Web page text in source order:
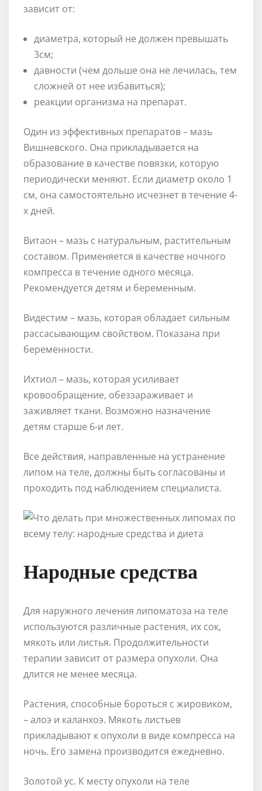
зависит от:
диаметра, который не должен превышать
3см;
давности (чем дольше она не лечилась, тем
сложней от нее избавиться);
реакции организма на препарат.
Один из эффективных препаратов – мазь
Вишневского. Она прикладывается на
образование в качестве повязки, которую
периодически меняют. Если диаметр около 1
см, она самостоятельно исчезнет в течение 4-
х дней.
Витаон – мазь с натуральным, растительным
составом. Применяется в качестве ночного
компресса в течение одного месяца.
Рекомендуется детям и беременным.
Видестим – мазь, которая обладает сильным
рассасывающим свойством. Показана при
беременности.
Ихтиол – мазь, которая усиливает
кровообращение, обеззараживает и
заживляет ткани. Возможно назначение
детям старше 6-и лет.
Все действия, направленные на устранение
липом на теле, должны быть согласованы и
проходить под наблюдением специалиста.
Народные средства
Для наружного лечения липоматоза на теле
используются различные растения, их сок,
мякоть или листья. Продолжительности
терапии зависит от размера опухоли. Она
длится не менее месяца.
Растения, способные бороться с жировиком,
– алоэ и каланхоэ. Мякоть листьев
прикладывают к опухоли в виде компресса на
ночь. Его замена производится ежедневно.
Золотой ус. К месту опухоли на теле